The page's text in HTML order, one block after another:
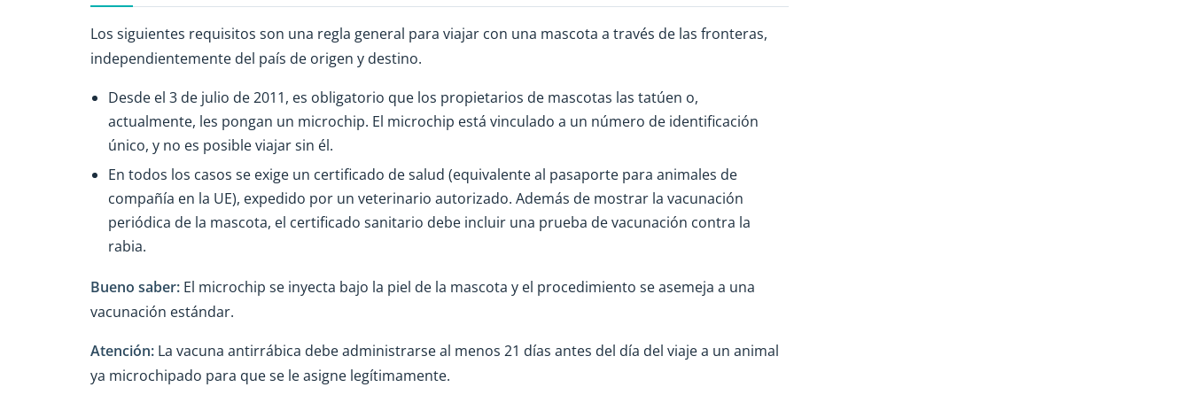
Los siguientes requisitos son una regla general para viajar con una mascota a través de las fronteras,
independientemente del país de origen y destino.
Desde el 3 de julio de 2011, es obligatorio que los propietarios de mascotas las tatúen o,
actualmente, les pongan un microchip. El microchip está vinculado a un número de identificación
único, y no es posible viajar sin él.
En todos los casos se exige un certificado de salud (equivalente al pasaporte para animales de
compañía en la UE), expedido por un veterinario autorizado. Además de mostrar la vacunación
periódica de la mascota, el certificado sanitario debe incluir una prueba de vacunación contra la
rabia.
Bueno saber: El microchip se inyecta bajo la piel de la mascota y el procedimiento se asemeja a una
vacunación estándar.
Atención: La vacuna antirrábica debe administrarse al menos 21 días antes del día del viaje a un animal
ya microchipado para que se le asigne legítimamente.